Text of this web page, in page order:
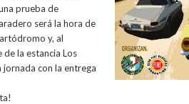
prueba de
será la hora de
y, al
de la estancia Los
jornada con la entrega